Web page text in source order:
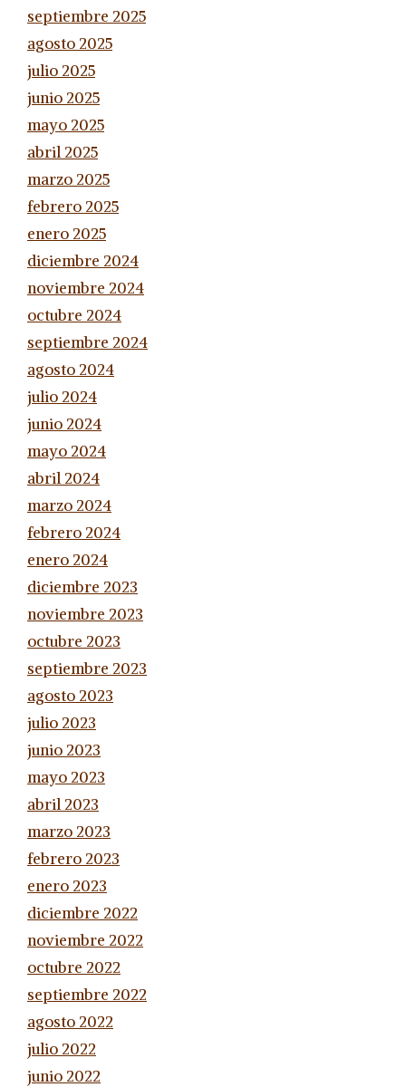
septiembre 2025
agosto 2025
julio 2025
junio 2025
mayo 2025
abril 2025
marzo 2025
febrero 2025
enero 2025
diciembre 2024
noviembre 2024
octubre 2024
septiembre 2024
agosto 2024
julio 2024
junio 2024
mayo 2024
abril 2024
marzo 2024
febrero 2024
enero 2024
diciembre 2023
noviembre 2023
octubre 2023
septiembre 2023
agosto 2023
julio 2023
junio 2023
mayo 2023
abril 2023
marzo 2023
febrero 2023
enero 2023
diciembre 2022
noviembre 2022
octubre 2022
septiembre 2022
agosto 2022
julio 2022
junio 2022